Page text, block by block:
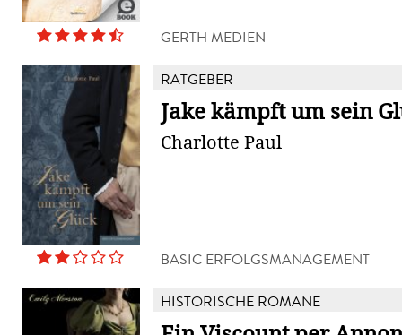
GERTH MEDIEN
RATGEBER
Jake kämpft um sein
Charlotte Paul
BASIC ERFOLGSMANAGEMENT
HISTORISCHE ROMANE